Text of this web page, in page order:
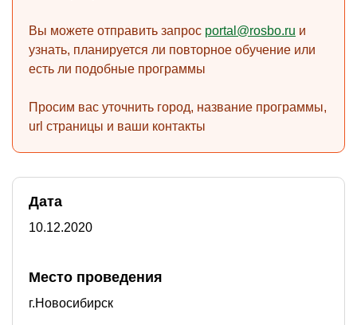
Вы можете отправить запрос portal@rosbo.ru и
узнать, планируется ли повторное обучение или
есть ли подобные программы
Просим вас уточнить город, название программы,
url страницы и ваши контакты
Дата
10.12.2020
Место проведения
г.Новосибирск